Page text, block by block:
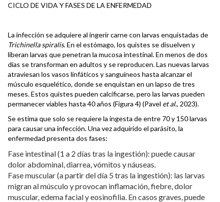
CICLO DE VIDA Y FASES DE LA ENFERMEDAD
La infección se adquiere al ingerir carne con larvas enquistadas de
Trichinella spiralis. En el estómago, los quistes se disuelven y
liberan larvas que penetran la mucosa intestinal. En menos de dos
días se transforman en adultos y se reproducen. Las nuevas larvas
atraviesan los vasos linfáticos y sanguíneos hasta alcanzar el
músculo esquelético, donde se enquistan en un lapso de tres
meses. Estos quistes pueden calcificarse, pero las larvas pueden
permanecer viables hasta 40 años (Figura 4) (Pavel et al., 2023).
Se estima que solo se requiere la ingesta de entre 70 y 150 larvas
para causar una infección. Una vez adquirido el parásito, la
enfermedad presenta dos fases:
Fase intestinal (1 a 2 días tras la ingestión): puede causar
dolor abdominal, diarrea, vómitos y náuseas.
Fase muscular (a partir del día 5 tras la ingestión): las larvas
migran al músculo y provocan inflamación, fiebre, dolor
muscular, edema facial y eosinofilia. En casos graves, puede